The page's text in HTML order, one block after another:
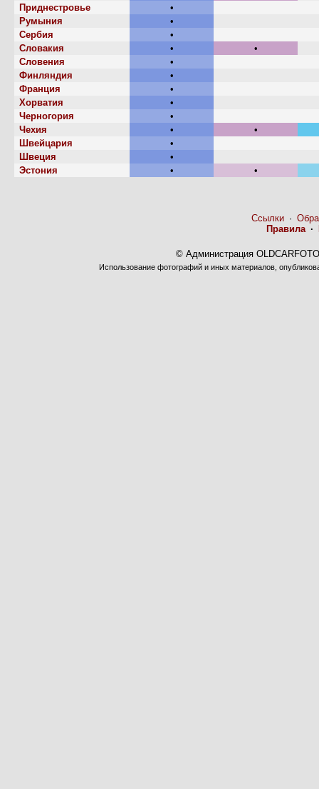
Приднестровье
•
Румыния
•
Сербия
•
Словакия
•
•
Словения
•
Финляндия
•
Франция
•
Хорватия
•
Черногория
•
Чехия
•
•
Швейцария
•
Швеция
•
Эстония
• •
Ссылки·
Правила·
© Администрация
Использование фотографий и иных материалов,